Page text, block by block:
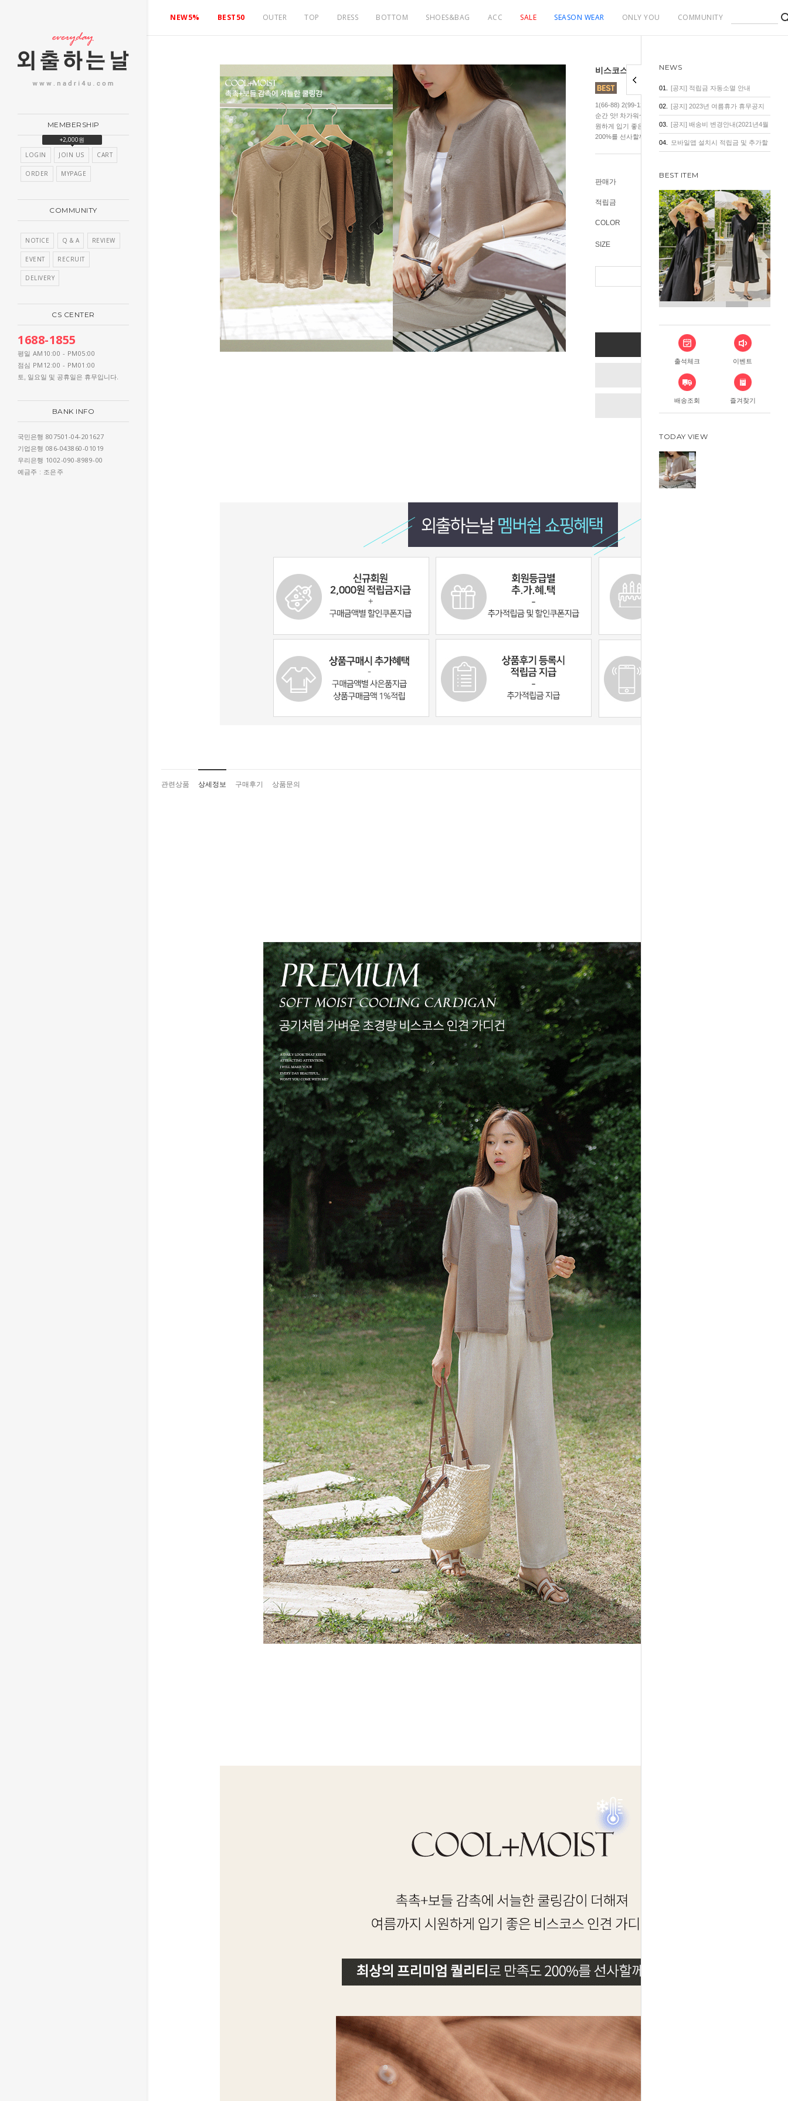
NEW5% BEST50 OUTER TOP DRESS BOTTOM SHOES&BAG ACC SALE SEASON WEAR ONLY YOU COMMUNITY
MEMBERSHIP
LOGIN JOIN US
+2,000원
CART
ORDER MYPAGE
COMMUNITY
NOTICE Q & A REVIEW
EVENT RECRUIT
DELIVERY
CS CENTER
1688-1855
평일 AM10:00 - PM05:00
점심 PM12:00 - PM01:00
토, 일요일 및 공휴일은 휴무입니다.
BANK INFO
국민은행 807501-04-201627
기업은행 086-043860-01019
우리은행 1002-090-8989-00
예금주 : 조은주
NEWS
01. [공지] 적립금 자동소멸 안내
02. [공지] 2023년 여름휴가 휴무공지
03. [공지] 배송비 변경안내(2021년4월
1일 기준)
04. 모바일앱 설치시 적립금 및 추가할
BEST ITEM
출석체크 이벤트
배송조회 즐겨찾기
TODAY VIEW
비스코스 인견 돌먼 반팔 가디건
1(66-88) 2(99-120) 공기처럼 가벼운 초경량 비스코스 인견 가디건!
순간 앗! 차가워~~촉촉+보들 감촉에 서늘한 쿨링감이 더해져 여름
원하게 입기 좋은 비스코스 인견 가디건. 최상의 프리미엄 퀄리티로
200%를 선사할께요.
판매가
적립금 400원
COLOR
SIZE
총 상품 금액
BUY NOW
ADD TO CART
WISH LIST
관련상품 상세정보 구매후기 상품문의